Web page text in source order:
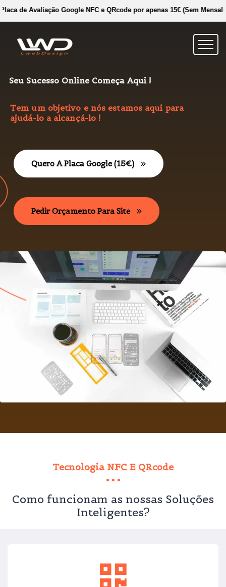
Google NFC e QRcode por apenas 15€ (Sem Mensalidades!) 🚀
Seu Sucesso Online Começa Aqui !
Tem um objetivo e nós estamos aqui para
ajudá-lo a alcançá-lo !
Quero A Placa Google (15€)
Pedir Orçamento Para Site
Tecnologia NFC E QRcode
Como funcionam as nossas Soluções
Inteligentes?